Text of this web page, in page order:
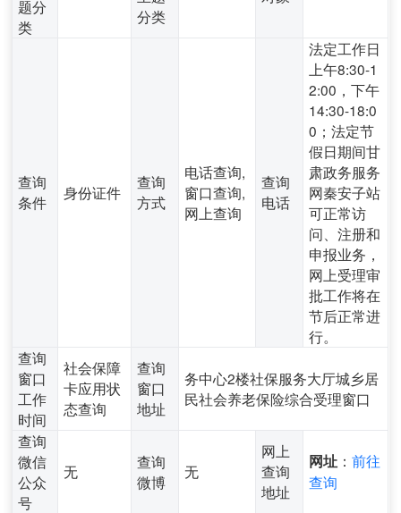
题分
类
分类
查询
条件
身份证件
查询
方式
电话查询,
窗口查询,
网上查询
查询
电话
法定工作日
上午8:30-1
2:00，下午
14:30-18:0
0；法定节
假日期间甘
肃政务服务
网秦安子站
可正常访
问、注册和
申报业务，
网上受理审
批工作将在
节后正常进
行。
查询
窗口
工作
时间
社会保障
卡应用状
态查询
查询
窗口
地址
务中心2楼社保服务大厅城乡居
民社会养老保险综合受理窗口
查询
微信
公众
号
无
查询
微博
无
网上
查询
地址
网址 ：前往
查询